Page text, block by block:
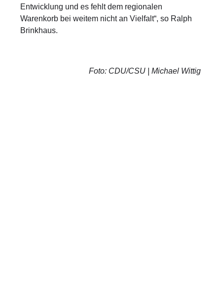
Entwicklung und es fehlt dem regionalen
Warenkorb bei weitem nicht an Vielfalt“, so Ralph
Brinkhaus.
Foto: CDU/CSU | Michael Wittig